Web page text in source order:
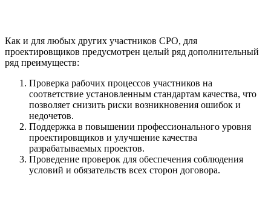
Как и для любых других участников СРО, для
проектировщиков предусмотрен целый ряд дополнительный
ряд преимуществ:
Проверка рабочих процессов участников на
соответствие установленным стандартам качества, что
позволяет снизить риски возникновения ошибок и
недочетов.
Поддержка в повышении профессионального уровня
проектировщиков и улучшение качества
разрабатываемых проектов.
Проведение проверок для обеспечения соблюдения
условий и обязательств всех сторон договора.